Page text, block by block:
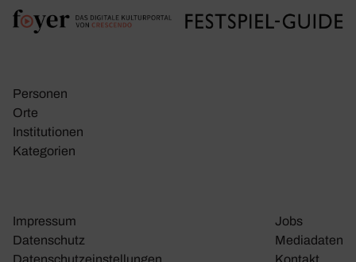
Personen
Orte
Insti­tu­tionen
Kate­go­rien
Impressum
Daten­schutz
Daten­schutz­ein­stel­lungen
Jobs
Media­daten
Kontakt